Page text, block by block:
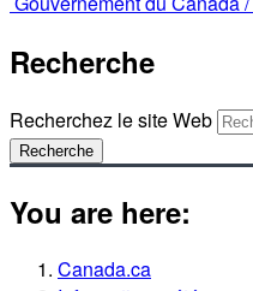
Recherche
Recherchez le site Web
Recherche
You are here:
Canada.ca